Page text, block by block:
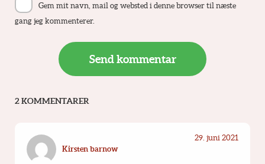
Gem mit navn, mail og websted i denne browser til næste
gang jeg kommenterer.
2 KOMMENTARER
Kirsten barnow
29. juni 2021